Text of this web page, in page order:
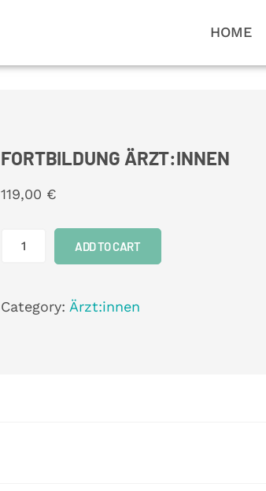
HOME
FORTBILDUNG ÄRZT:INNEN
119,00 €
ADD TO CART
Category: Ärzt:innen